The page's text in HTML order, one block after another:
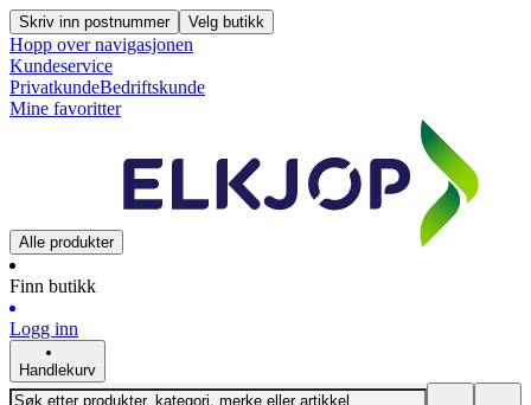
Skriv inn postnummer Velg butikk
Hopp over navigasjonen
Kundeservice
PrivatkundeBedriftskunde
Mine favoritter
Alle produkter
Finn butikk
Logg inn
Handlekurv